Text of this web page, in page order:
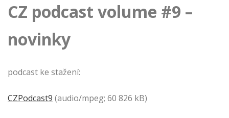
CZ podcast volume #9 –
novinky
podcast ke stažení:
CZPodcast9 (audio/mpeg; 60 826 kB)